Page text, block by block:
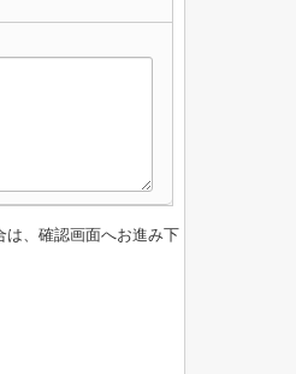
は、確認画面へお進み下